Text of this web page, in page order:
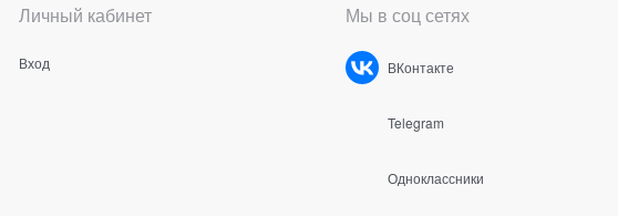
Личный кабинет
Вход
Мы в соц сетях
ВКонтакте
Telegram
Одноклассники